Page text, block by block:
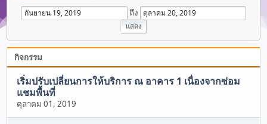
ถึง
กิจกรรม
เริ่มปรับเปลี่ยนการให้บริการ ณ อาคาร 1 เนื่องจากซ่อม
แชมพื้นที่
ตุลาคม 01, 2019